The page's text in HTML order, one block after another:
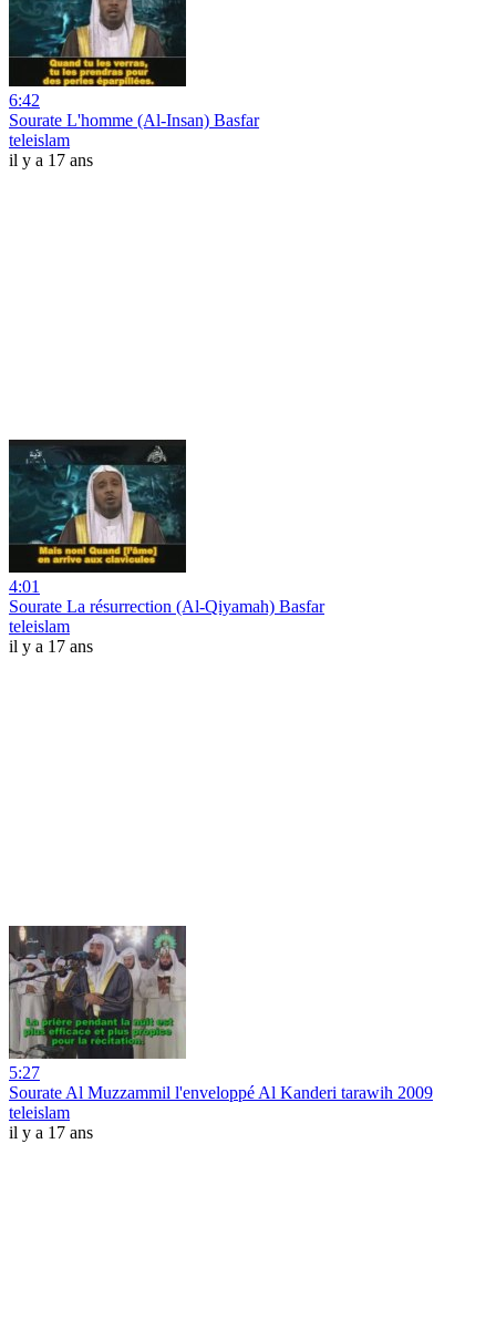
6:42
Sourate L'homme (Al-Insan) Basfar
teleislam
il y a 17 ans
4:01
Sourate La résurrection (Al-Qiyamah) Basfar
teleislam
il y a 17 ans
5:27
Sourate Al Muzzammil l'enveloppé Al Kanderi tarawih 2009
teleislam
il y a 17 ans